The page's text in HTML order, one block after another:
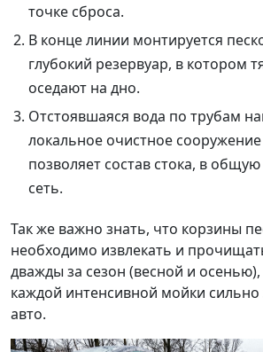
точке сброса.
В конце линии монтируется
глубокий резервуар, в котором
оседают на дно.
Отстоявшаяся вода по трубам
локальное очистное
позволяет состав стока, в
сеть.
Так же важно знать, что корзины
необходимо извлекать и
дважды за сезон (весной и
каждой интенсивной мойки сильно
авто.